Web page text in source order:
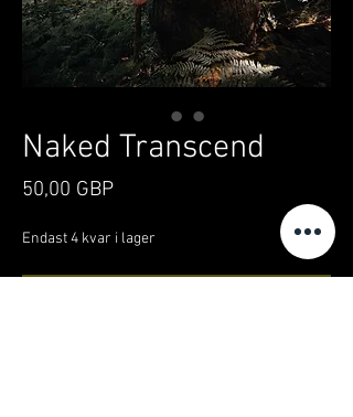
Naked Transcend
50,00 GBPPris
Endast 4 kvar i lager